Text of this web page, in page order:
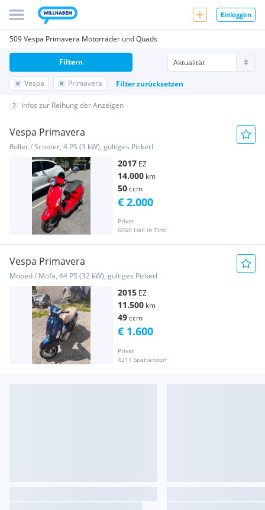
Einloggen
509 Vespa Primavera Motorräder und Quads
Vespa Primavera Filter zurücksetzen
Filtern
Infos zur Reihung der Anzeigen
Vespa Primavera
Roller / Scooter, 4 PS (3 kW), gültiges Pickerl
2017 EZ
14.000 km
50ccm
Privat
6060 Hall in Tirol
€ 2.000
Vespa Primavera
Moped / Mofa, 44 PS (32 kW), gültiges Pickerl
2015 EZ
11.500 km
49ccm
Privat
4211 Spattendorf
€ 1.600